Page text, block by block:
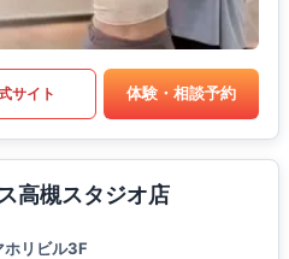
サイト 体験・相談予約
高槻スタジオ店
ホリビル3F